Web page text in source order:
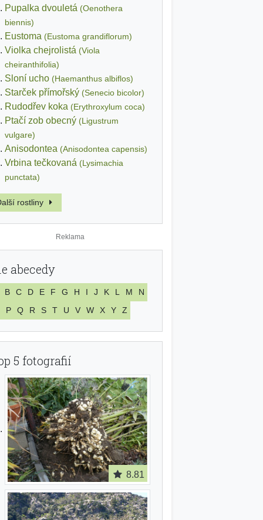
Pupalka dvouletá (Oenothera
biennis)
Eustoma (Eustoma grandiflorum)
Violka chejrolistá (Viola
cheiranthifolia)
Sloní ucho (Haemanthus albiflos)
Starček přímořský (Senecio bicolor)
Rudodřev koka (Erythroxylum coca)
Ptačí zob obecný (Ligustrum
vulgare)
Anisodontea (Anisodontea capensis)
Vrbina tečkovaná (Lysimachia
punctata)
rostliny
abecedy
B C D E F G H I J K L M
N
P
Q R S T U V W X Y Z
5 fotografií
8.81